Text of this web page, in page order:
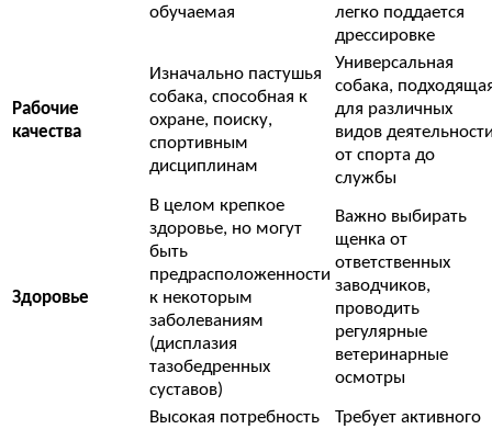
обучаемая
легко поддается
дрессировке
Рабочие
качества
Изначально пастушья
собака, способная к
охране, поиску,
спортивным
дисциплинам
Универсальная
собака,
для различных
видов
от спорта до
службы
Здоровье
В целом крепкое
здоровье, но могут
быть
предрасположенности
к некоторым
заболеваниям
(дисплазия
тазобедренных
суставов)
Важно выбирать
щенка от
ответственных
заводчиков,
проводить
регулярные
ветеринарные
осмотры
Высокая потребность
Требует активного